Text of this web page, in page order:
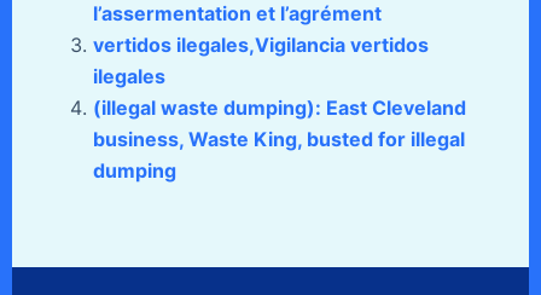
l’assermentation et l’agrément
vertidos ilegales,Vigilancia vertidos
ilegales
(illegal waste dumping): East Cleveland
business, Waste King, busted for illegal
dumping